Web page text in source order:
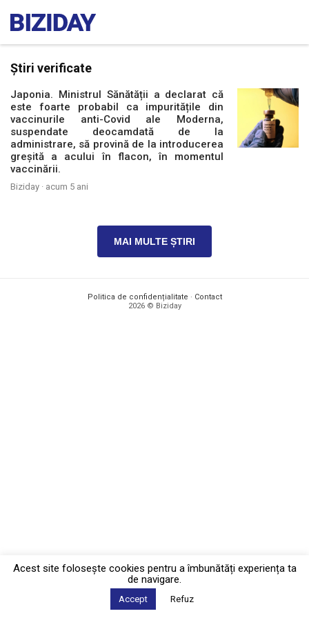
Știri verificate
Japonia. Ministrul Sănătății a declarat că
este foarte probabil ca impuritățile din
vaccinurile anti-Covid ale Moderna,
suspendate deocamdată de la
administrare, să provină de la introducerea
greșită a acului în flacon, în momentul
vaccinării.
Biziday · acum 5 ani
MAI MULTE ȘTIRI
Politica de confidențialitate · Contact
2026 © Biziday
Acest site foloseşte cookies pentru a îmbunătăți experiența ta
de navigare.
Accept Refuz